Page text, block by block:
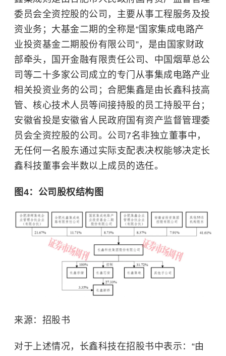
委员会全资控股的公司，主要从事工程服务及投
资业务；大基金二期的全称是“国家集成电路产
业投资基金二期股份有限公司”，是由国家财政
部牵头，国开金融有限责任公司、中国烟草总公
司等二十多家公司成立的专门从事集成电路产业
相关投资业务的公司；合肥集鑫是由长鑫科技高
管、核心技术人员等间接持股的员工持股平台；
安徽省投是安徽省人民政府国有资产监督管理委
员会全资控股的公司。公司7名非独立董事中，
无任何一名股东通过实际支配表决权能够决定长
鑫科技董事会半数以上成员的选任。
图4：公司股权结构图
来源：招股书
对于上述情况，长鑫科技在招股书中表示：“由